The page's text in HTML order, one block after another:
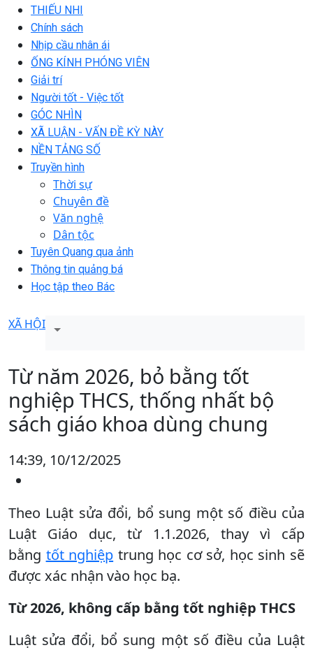
THIẾU NHI
Chính sách
Nhịp cầu nhân ái
ỐNG KÍNH PHÓNG VIÊN
Giải trí
Người tốt - Việc tốt
GÓC NHÌN
XÃ LUẬN - VẤN ĐỀ KỲ NÀY
NỀN TẢNG SỐ
Truyền hình
Thời sự
Chuyên đề
Văn nghệ
Dân tộc
Tuyên Quang qua ảnh
Thông tin quảng bá
Học tập theo Bác
XÃ HỘI
Từ năm 2026, bỏ bằng tốt
nghiệp THCS, thống nhất bộ
sách giáo khoa dùng chung
14:39, 10/12/2025
Theo Luật sửa đổi, bổ sung một số điều của
Luật Giáo dục, từ 1.1.2026, thay vì cấp
bằng tốt nghiệp trung học cơ sở, học sinh sẽ
được xác nhận vào học bạ.
Từ 2026, không cấp bằng tốt nghiệp THCS
Luật sửa đổi, bổ sung một số điều của Luật